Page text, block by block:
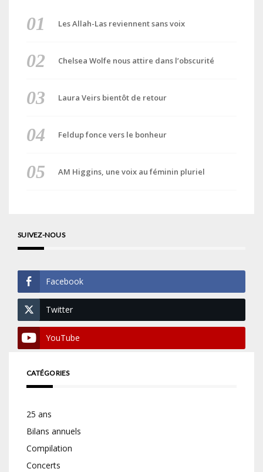
Les Allah-Las reviennent sans voix
Chelsea Wolfe nous attire dans l’obscurité
Laura Veirs bientôt de retour
Feldup fonce vers le bonheur
AM Higgins, une voix au féminin pluriel
SUIVEZ-NOUS
Facebook
Twitter
YouTube
CATÉGORIES
25 ans
Bilans annuels
Compilation
Concerts